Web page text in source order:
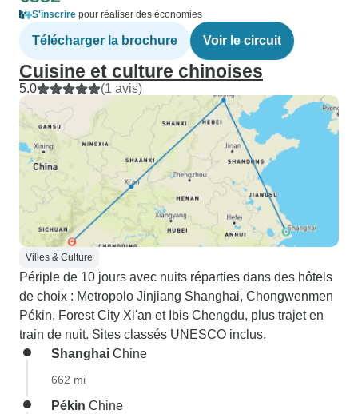
S'inscrire pour réaliser des économies
Télécharger la brochure Voir le circuit
Cuisine et culture chinoises
5.0 (1 avis)
Villes & Culture
Périple de 10 jours avec nuits réparties dans des hôtels
de choix : Metropolo Jinjiang Shanghai, Chongwenmen
Pékin, Forest City Xi'an et Ibis Chengdu, plus trajet en
train de nuit. Sites classés UNESCO inclus.
Shanghai Chine
662 mi
Pékin Chine